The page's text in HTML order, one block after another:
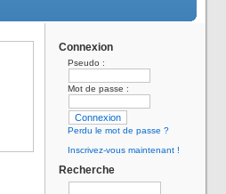
Connexion
Pseudo :
Mot de passe :
Perdu le mot de passe ?
Inscrivez-vous maintenant !
Recherche